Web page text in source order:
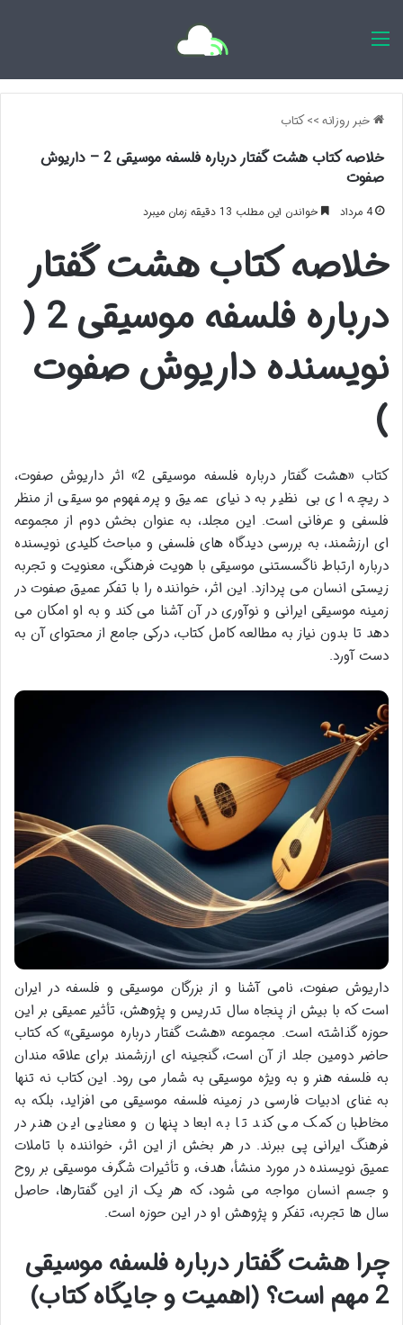
خبر روزانه>>کتاب
خلاصه کتاب هشت گفتار درباره فلسفه موسیقی 2 – داریوش
صفوت
4 مرداد خواندن این مطلب 13 دقیقه زمان میبرد
خلاصه کتاب هشت گفتار
درباره فلسفه موسیقی 2 (
نویسنده داریوش صفوت
)
کتاب «هشت گفتار درباره فلسفه موسیقی 2» اثر داریوش صفوت،
دریچه ای بی نظیر به دنیای عمیق و پرمفهوم موسیقی از منظر
فلسفی و عرفانی است. این مجلد، به عنوان بخش دوم از مجموعه
ای ارزشمند، به بررسی دیدگاه های فلسفی و مباحث کلیدی نویسنده
درباره ارتباط ناگسستنی موسیقی با هویت فرهنگی، معنویت و تجربه
زیستی انسان می پردازد. این اثر، خواننده را با تفکر عمیق صفوت در
زمینه موسیقی ایرانی و نوآوری در آن آشنا می کند و به او امکان می
دهد تا بدون نیاز به مطالعه کامل کتاب، درکی جامع از محتوای آن به
دست آورد.
داریوش صفوت، نامی آشنا و از بزرگان موسیقی و فلسفه در ایران
است که با بیش از پنجاه سال تدریس و پژوهش، تأثیر عمیقی بر این
حوزه گذاشته است. مجموعه «هشت گفتار درباره موسیقی» که کتاب
حاضر دومین جلد از آن است، گنجینه ای ارزشمند برای علاقه مندان
به فلسفه هنر و به ویژه موسیقی به شمار می رود. این کتاب نه تنها
به غنای ادبیات فارسی در زمینه فلسفه موسیقی می افزاید، بلکه به
مخاطبان کمک می کند تا به ابعاد پنهان و معنایی این هنر در
فرهنگ ایرانی پی ببرند. در هر بخش از این اثر، خواننده با تاملات
عمیق نویسنده در مورد منشأ، هدف، و تأثیرات شگرف موسیقی بر روح
و جسم انسان مواجه می شود، که هر یک از این گفتارها، حاصل
سال ها تجربه، تفکر و پژوهش او در این حوزه است.
چرا هشت گفتار درباره فلسفه موسیقی
2مهم است؟ (اهمیت و جایگاه کتاب)